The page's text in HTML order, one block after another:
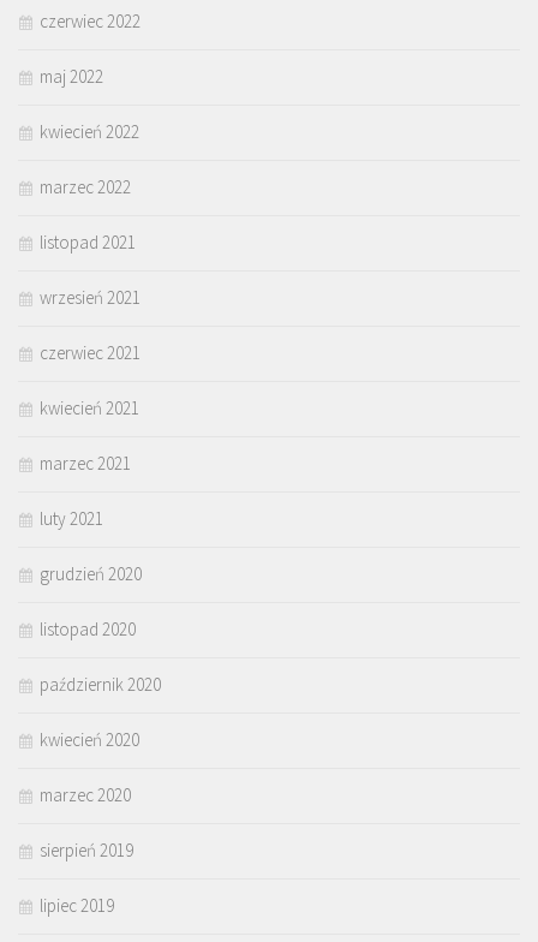
czerwiec 2022
maj 2022
kwiecień 2022
marzec 2022
listopad 2021
wrzesień 2021
czerwiec 2021
kwiecień 2021
marzec 2021
luty 2021
grudzień 2020
listopad 2020
październik 2020
kwiecień 2020
marzec 2020
sierpień 2019
lipiec 2019